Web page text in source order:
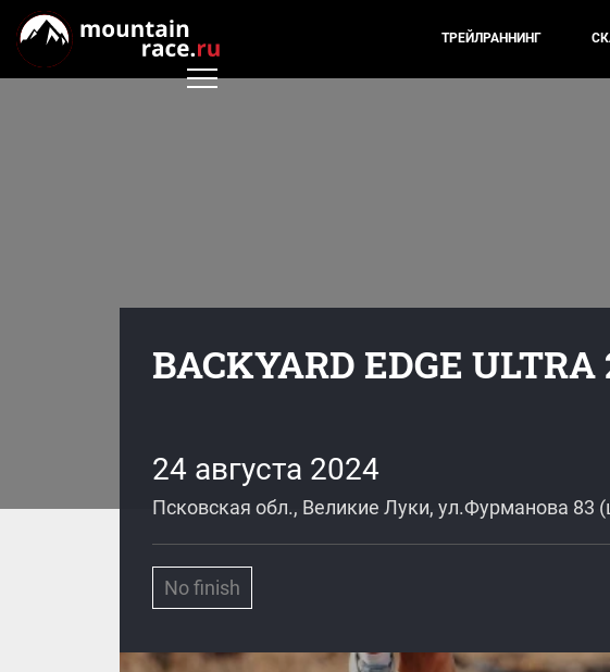
ТРЕЙЛРАННИНГ
BACKYARD EDGE ULTRA
24 августа 2024
Псковская обл., Великие Луки, ул.Фурманова 83
No finish